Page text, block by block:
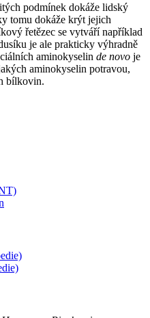
podmínek dokáže lidský
tomu dokáže krýt jejich
řetězec se vytváří například
je ale prakticky výhradně
aminokyselin de novo je
aminokyselin potravou,
bílkovin.